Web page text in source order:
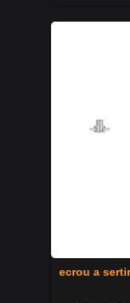
ecrou a